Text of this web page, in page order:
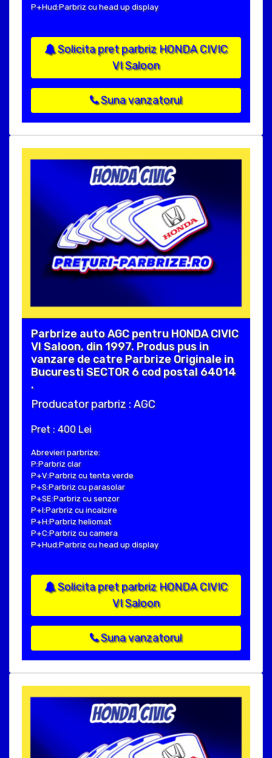
P+Hud:Parbriz cu head up display
Solicita pret parbriz HONDA CIVIC
VI Saloon
Suna vanzatorul
Parbrize auto AGC pentru HONDA CIVIC
VI Saloon, din 1997. Produs pus in
vanzare de catre Parbrize Originale in
Bucuresti SECTOR 6 cod postal 64014
.
Producator parbriz : AGC
Pret : 400 Lei
Abrevieri parbrize:
P:Parbriz clar
P+V:Parbriz cu tenta verde
P+S:Parbriz cu parasolar
P+SE:Parbriz cu senzor
P+I:Parbriz cu incalzire
P+H:Parbriz heliomat
P+C:Parbriz cu camera
P+Hud:Parbriz cu head up display
Solicita pret parbriz HONDA CIVIC
VI Saloon
Suna vanzatorul